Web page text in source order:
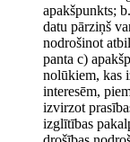
apakšpunkts;
datu pārziņš
nodrošinot
panta c)
nolūkiem, kas
interesēm,
izvirzot
izglītības